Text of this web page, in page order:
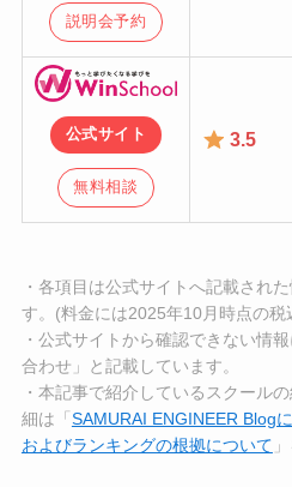
説明会予約
公式サイト
無料相談
3.5
・各項目は公式サイトへ記載され
す。(料金には2025年10月時点の税
・公式サイトから確認できない情
合わせ」と記載しています。
・本記事で紹介しているスクール
細は「 SAMURAI ENGINEER Blog
およびランキングの根拠について